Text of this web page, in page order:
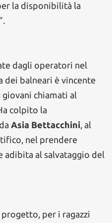
la disponibilità la
dagli operatori nel
dei balneari è vincente
chiamati al
colpito la
Asia Bettacchini, al
nel prendere
adibita al salvataggio del
per i ragazzi